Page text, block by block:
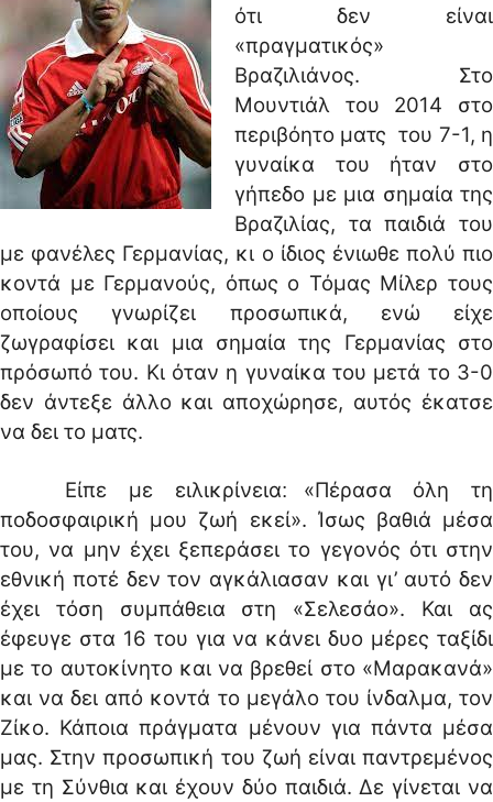
ότι δεν είναι
«πραγματικός»
Βραζιλιάνος. Στο
Μουντιάλ του 2014 στο
περιβόητο ματς του 7-1, η
γυναίκα του ήταν στο
γήπεδο με μια σημαία της
Βραζιλίας, τα παιδιά του
με φανέλες Γερμανίας, κι ο ίδιος ένιωθε πολύ πιο
κοντά με Γερμανούς, όπως ο Τόμας Μίλερ τους
οποίους γνωρίζει προσωπικά, ενώ είχε
ζωγραφίσει και μια σημαία της Γερμανίας στο
πρόσωπό του. Κι όταν η γυναίκα του μετά το 3-0
δεν άντεξε άλλο και αποχώρησε, αυτός έκατσε
να δει το ματς.
Είπε με ειλικρίνεια׃ «Πέρασα όλη τη
ποδοσφαιρική μου ζωή εκεί». Ίσως βαθιά μέσα
του, να μην έχει ξεπεράσει το γεγονός ότι στην
εθνική ποτέ δεν τον αγκάλιασαν και γι’ αυτό δεν
έχει τόση συμπάθεια στη «Σελεσάο». Και ας
έφευγε στα 16 του για να κάνει δυο μέρες ταξίδι
με το αυτοκίνητο και να βρεθεί στο «Μαρακανά»
και να δει από κοντά το μεγάλο του ίνδαλμα, τον
Ζίκο. Κάποια πράγματα μένουν για πάντα μέσα
μας. Στην προσωπική του ζωή είναι παντρεμένος
με τη Σύνθια και έχουν δύο παιδιά.Δε γίνεται να